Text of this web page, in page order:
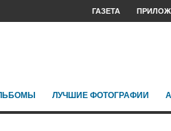
ГАЗЕТА
ЛУЧШИЕ ФОТОГРАФИИ